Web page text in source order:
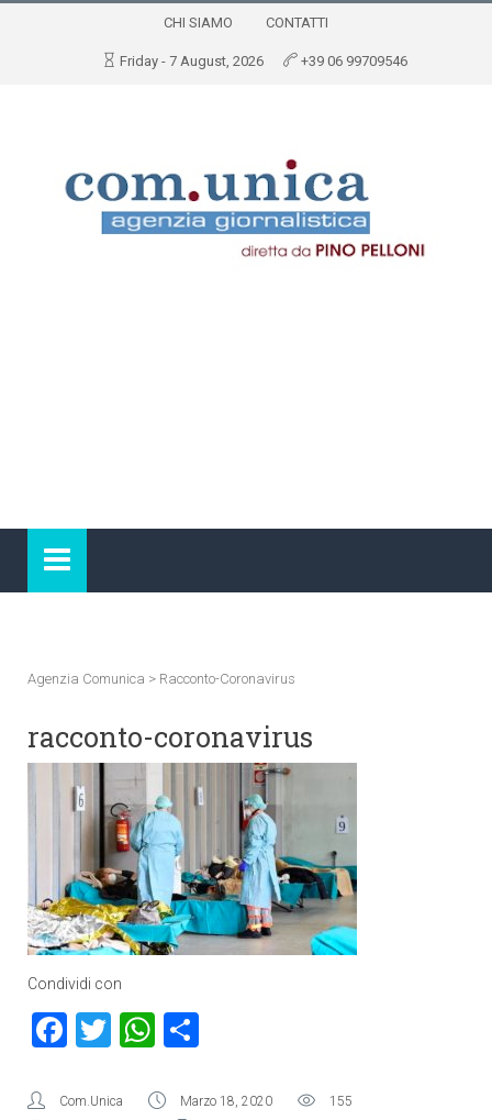
CHI SIAMO CONTATTI
Friday - 7 August, 2026 +39 06 99709546
Agenzia Comunica > Racconto-Coronavirus
racconto-coronavirus
Condividi con
Facebook
TwitterWhatsApp
Com.Unica Marzo 18, 2020
155